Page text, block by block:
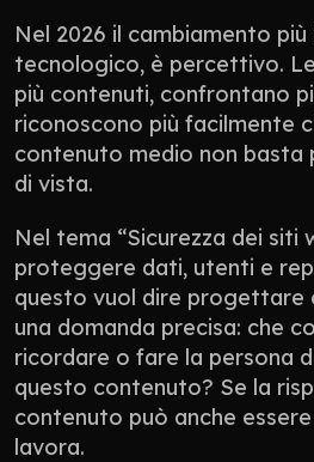
Nel 2026 il cambiamento
tecnologico, è percettivo.
più contenuti, confrontano
riconoscono più facilmente
contenuto medio non basta
di vista.
Nel tema “Sicurezza dei siti
proteggere dati, utenti e
questo vuol dire progettare
una domanda precisa: che
ricordare o fare la persona
questo contenuto? Se la
contenuto può anche
lavora.